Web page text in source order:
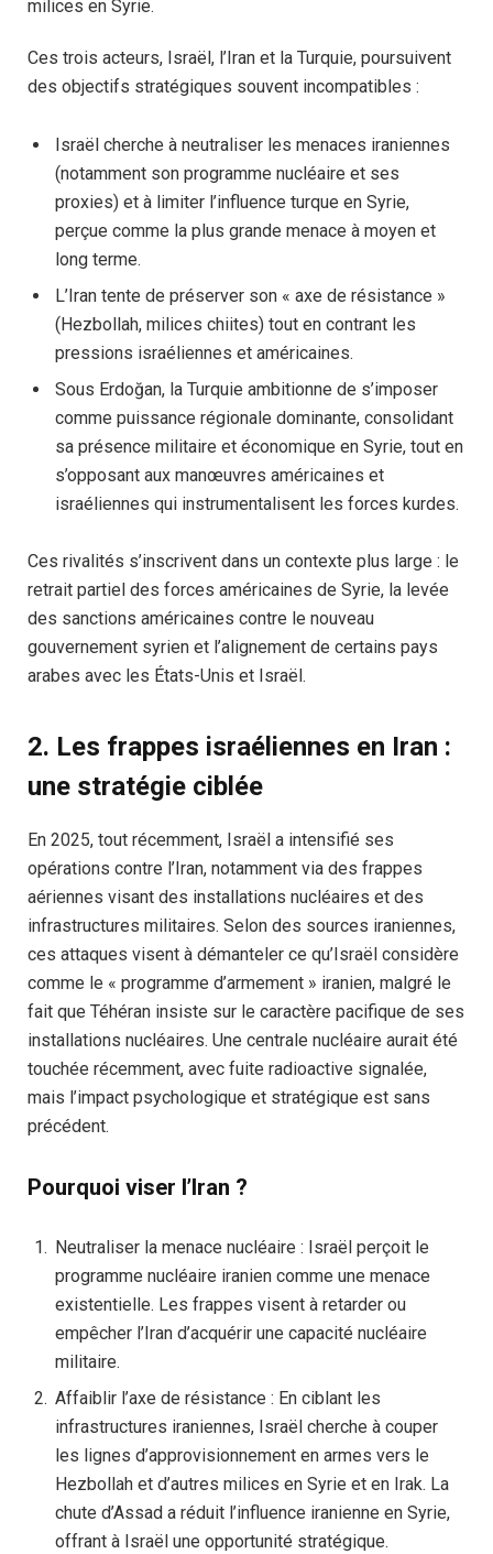
milices en Syrie.
Ces trois acteurs, Israël, l’Iran et la Turquie, poursuivent
des objectifs stratégiques souvent incompatibles :
Israël cherche à neutraliser les menaces iraniennes
(notamment son programme nucléaire et ses
proxies) et à limiter l’influence turque en Syrie,
perçue comme la plus grande menace à moyen et
long terme.
L’Iran tente de préserver son « axe de résistance »
(Hezbollah, milices chiites) tout en contrant les
pressions israéliennes et américaines.
Sous Erdoğan, la Turquie ambitionne de s’imposer
comme puissance régionale dominante, consolidant
sa présence militaire et économique en Syrie, tout en
s’opposant aux manœuvres américaines et
israéliennes qui instrumentalisent les forces kurdes.
Ces rivalités s’inscrivent dans un contexte plus large : le
retrait partiel des forces américaines de Syrie, la levée
des sanctions américaines contre le nouveau
gouvernement syrien et l’alignement de certains pays
arabes avec les États-Unis et Israël.
2. Les frappes israéliennes en Iran :
une stratégie ciblée
En 2025, tout récemment, Israël a intensifié ses
opérations contre l’Iran, notamment via des frappes
aériennes visant des installations nucléaires et des
infrastructures militaires. Selon des sources iraniennes,
ces attaques visent à démanteler ce qu’Israël considère
comme le « programme d’armement » iranien, malgré le
fait que Téhéran insiste sur le caractère pacifique de ses
installations nucléaires. Une centrale nucléaire aurait été
touchée récemment, avec fuite radioactive signalée,
mais l’impact psychologique et stratégique est sans
précédent.
Pourquoi viser l’Iran ?
Neutraliser la menace nucléaire : Israël perçoit le
programme nucléaire iranien comme une menace
existentielle. Les frappes visent à retarder ou
empêcher l’Iran d’acquérir une capacité nucléaire
militaire.
Affaiblir l’axe de résistance : En ciblant les
infrastructures iraniennes, Israël cherche à couper
les lignes d’approvisionnement en armes vers le
Hezbollah et d’autres milices en Syrie et en Irak. La
chute d’Assad a réduit l’influence iranienne en Syrie,
offrant à Israël une opportunité stratégique.